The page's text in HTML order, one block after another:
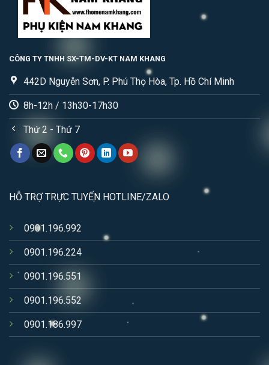
CÔNG TY TNHH SX-TM-DV-KT NAM KHANG
442D Nguyễn Sơn, P. Phú Thọ Hòa, Tp. Hồ Chí Minh
8h-12h / 13h30-17h30
Thứ 2 - Thứ 7
HỖ TRỢ TRỰC TUYẾN HOTLINE/ZALO
0901.196.992
0901.196.224
0901.196.551
0901.196.552
0901.186.997